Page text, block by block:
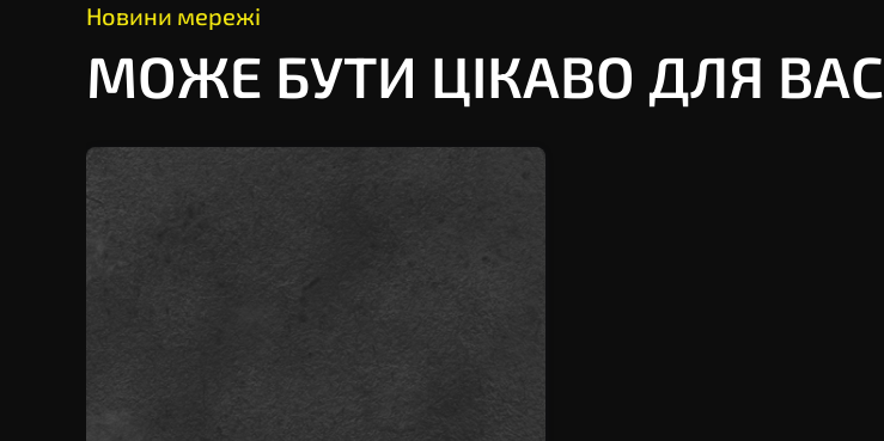
Новини мережi
МОЖЕ БУТИ ЦIКАВО ДЛЯ ВАС